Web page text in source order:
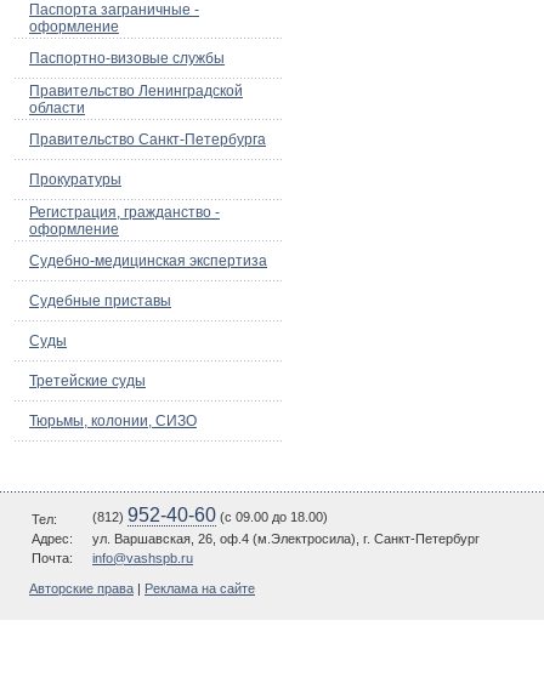
Паспорта заграничные -
оформление
Паспортно-визовые службы
Правительство Ленинградской
области
Правительство Санкт-Петербурга
Прокуратуры
Регистрация, гражданство -
оформление
Судебно-медицинская экспертиза
Судебные приставы
Суды
Третейские суды
Тюрьмы, колонии, СИЗО
Тел: (812) 952-40-60 (c 09.00 до 18.00)
Адрес:
ул. Варшавская, 26, оф.4 (м.Электросила), г. Санкт-Петербург
Почта:
info@vashspb.ru
Авторские права Реклама на сайте